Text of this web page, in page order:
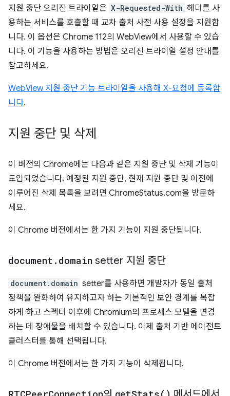
지원 중단 오리진 트라이얼은 X-Requested-With 헤더를 사
용하는 서비스를 호출할 때 교차 출처 사전 사용 설정을 지원합
니다. 이 옵션은 Chrome 112의 WebView에서 사용할 수 있습
니다. 이 기능을 사용하는 방법은 오리진 트라이얼 설정 안내를
참고하세요.
WebView 지원 중단 기능 트라이얼을 사용해 X-요청에 등록합
니다.
지원 중단 및 삭제
이 버전의 Chrome에는 다음과 같은 지원 중단 및 삭제 기능이
도입되었습니다. 예정된 지원 중단, 현재 지원 중단 및 이전에
이루어진 삭제 목록을 보려면 ChromeStatus.com을 방문하
세요.
이 Chrome 버전에서는 한 가지 기능이 지원 중단됩니다.
document . domain setter 지원 중단
document.domain setter를 사용하면 개발자가 동일 출처
정책을 완화하여 유지하고자 하는 기본적인 보안 경계를 복잡
하게 하고 스펙터 이후에 Chromium의 프로세스 모델을 변경
하는 데 장애물을 배치할 수 있습니다. 이제 출처 기반 에이전트
클러스터를 통해 선택됩니다.
이 Chrome 버전에서는 한 가지 기능이 삭제됩니다.